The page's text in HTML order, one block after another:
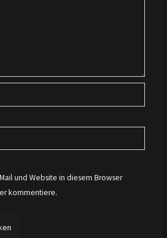
und Website in diesem Browser
kommentiere.